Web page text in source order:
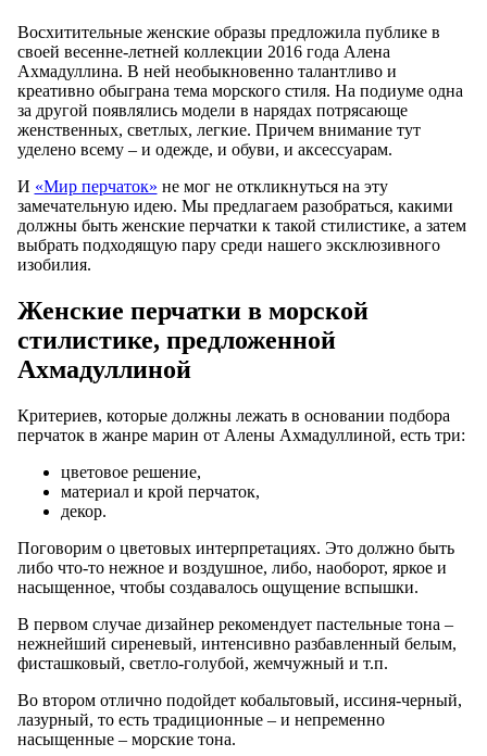
Восхитительные женские образы предложила публике в
своей весенне-летней коллекции 2016 года Алена
Ахмадуллина. В ней необыкновенно талантливо и
креативно обыграна тема морского стиля. На подиуме одна
за другой появлялись модели в нарядах потрясающе
женственных, светлых, легкие. Причем внимание тут
уделено всему – и одежде, и обуви, и аксессуарам.
И «Мир перчаток» не мог не откликнуться на эту
замечательную идею. Мы предлагаем разобраться, какими
должны быть женские перчатки к такой стилистике, а затем
выбрать подходящую пару среди нашего эксклюзивного
изобилия.
Женские перчатки в морской
стилистике, предложенной
Ахмадуллиной
Критериев, которые должны лежать в основании подбора
перчаток в жанре марин от Алены Ахмадуллиной, есть три:
цветовое решение,
материал и крой перчаток,
декор.
Поговорим о цветовых интерпретациях. Это должно быть
либо что-то нежное и воздушное, либо, наоборот, яркое и
насыщенное, чтобы создавалось ощущение вспышки.
В первом случае дизайнер рекомендует пастельные тона –
нежнейший сиреневый, интенсивно разбавленный белым,
фисташковый, светло-голубой, жемчужный и т.п.
Во втором отлично подойдет кобальтовый, иссиня-черный,
лазурный, то есть традиционные – и непременно
насыщенные – морские тона.